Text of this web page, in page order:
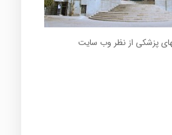
پزشکی از نظر وب سایت